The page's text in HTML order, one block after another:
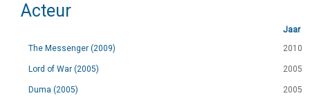
Acteur
Jaar
The Messenger (2009)
2010
Lord of War (2005) 2005
Duma (2005) 2005